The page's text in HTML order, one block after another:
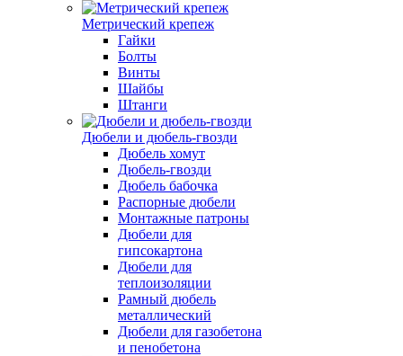
Метрический крепеж
Гайки
Болты
Винты
Шайбы
Штанги
Дюбели и дюбель-гвозди
Дюбель хомут
Дюбель-гвозди
Дюбель бабочка
Распорные дюбели
Монтажные патроны
Дюбели для
гипсокартона
Дюбели для
теплоизоляции
Рамный дюбель
металлический
Дюбели для газобетона
и пенобетона